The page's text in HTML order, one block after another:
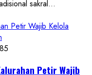
sakral...
Petir Wajib Kelola
Petir Wajib